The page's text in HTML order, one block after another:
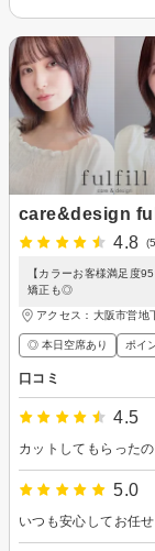
care&design
4.8
【カラーお客様満足度
矯正も◎
アクセス：大阪市営地
◎ 本日空席あり ポイ
口コミ
4.5
5.0